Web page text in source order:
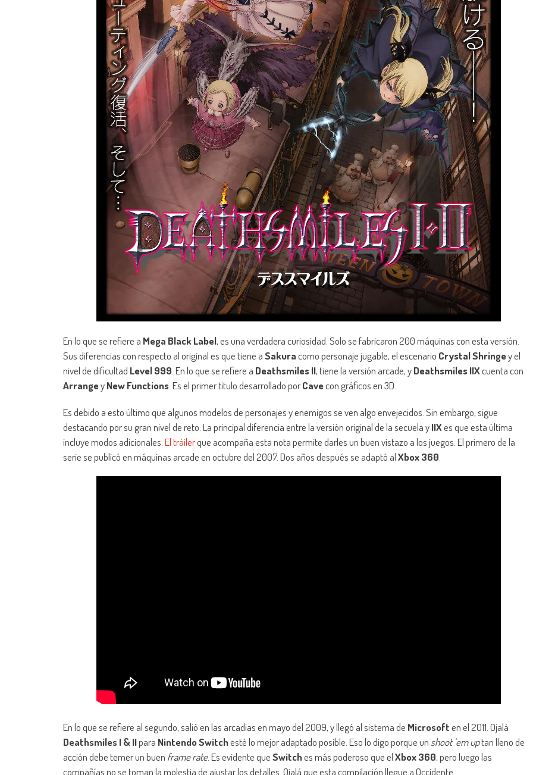
En lo que se refiere a Mega Black Label, es una verdadera curiosidad. Solo se fabricaron 200 máquinas con esta versión.
Sus diferencias con respecto al original es que tiene aSakuracomo personaje jugable, el escenario Crystal Shringey el
nivel de dificultad Level 999. En lo que se refiere a Deathsmiles II, tiene la versión arcade, yDeathsmiles IIXcuenta con
ArrangeyNew Functions. Es el primer título desarrollado porCavecon gráficos en 3D.
Es debido a esto último que algunos modelos de personajes y enemigos se ven algo envejecidos. Sin embargo, sigue
destacando por su gran nivel de reto. La principal diferencia entre la versión original de la secuela yIIXes que esta última
incluye modos adicionales.El tráilerque acompaña esta nota permite darles un buen vistazo a los juegos. El primero de la
serie se publicó en máquinas arcade en octubre del 2007. Dos años después se adaptó alXbox 360.
En lo que se refiere al segundo, salió en las arcadias en mayo del 2009, y llegó al sistema de Microsoften el 2011. Ojalá
Deathsmiles I & IIpara Nintendo Switchesté lo mejor adaptado posible. Eso lo digo porque un shoot ’em uptan lleno de
acción debe temer un buen frame rate. Es evidente queSwitches más poderoso que elXbox 360, pero luego las
compañías no se toman la molestia de ajustar los detalles. Ojalá que esta compilación llegue a Occidente.